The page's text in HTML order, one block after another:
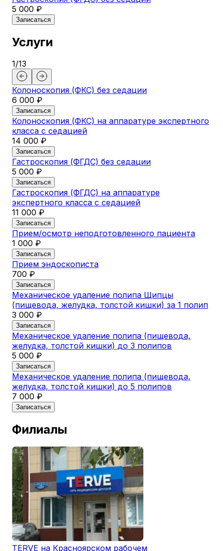
5 000 ₽
Записаться
Услуги
1/13
Колоноскопия (ФКС) без седации
6 000 ₽
Записаться
Колоноскопия (ФКС) на аппаратуре экспертного
класса с седацией
14 000 ₽
Записаться
Гастроскопия (ФГДС) без седации
5 000 ₽
Записаться
Гастроскопия (ФГДС) на аппаратуре
экспертного класса с седацией
11 000 ₽
Записаться
Прием/осмотр неподготовленного пациента
1 000 ₽
Записаться
Прием эндоскописта
700 ₽
Записаться
Механическое удаление полипа Щипцы
(пищевода, желудка, толстой кишки) за 1 полип
3 000 ₽
Записаться
Механическое удаление полипа (пищевода,
желудка, толстой кишки) до 3 полипов
5 000 ₽
Записаться
Механическое удаление полипа (пищевода,
желудка, толстой кишки) до 5 полипов
7 000 ₽
Записаться
Филиалы
TERVE на Красноярском рабочем